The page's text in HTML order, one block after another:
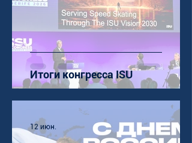
Итоги конгресса ISU
12 июн.